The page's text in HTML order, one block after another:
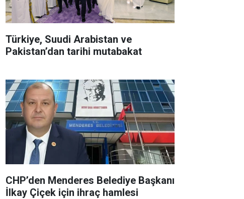
Türkiye, Suudi Arabistan ve
Pakistan’dan tarihi mutabakat
CHP’den Menderes Belediye Başkanı
İlkay Çiçek için ihraç hamlesi